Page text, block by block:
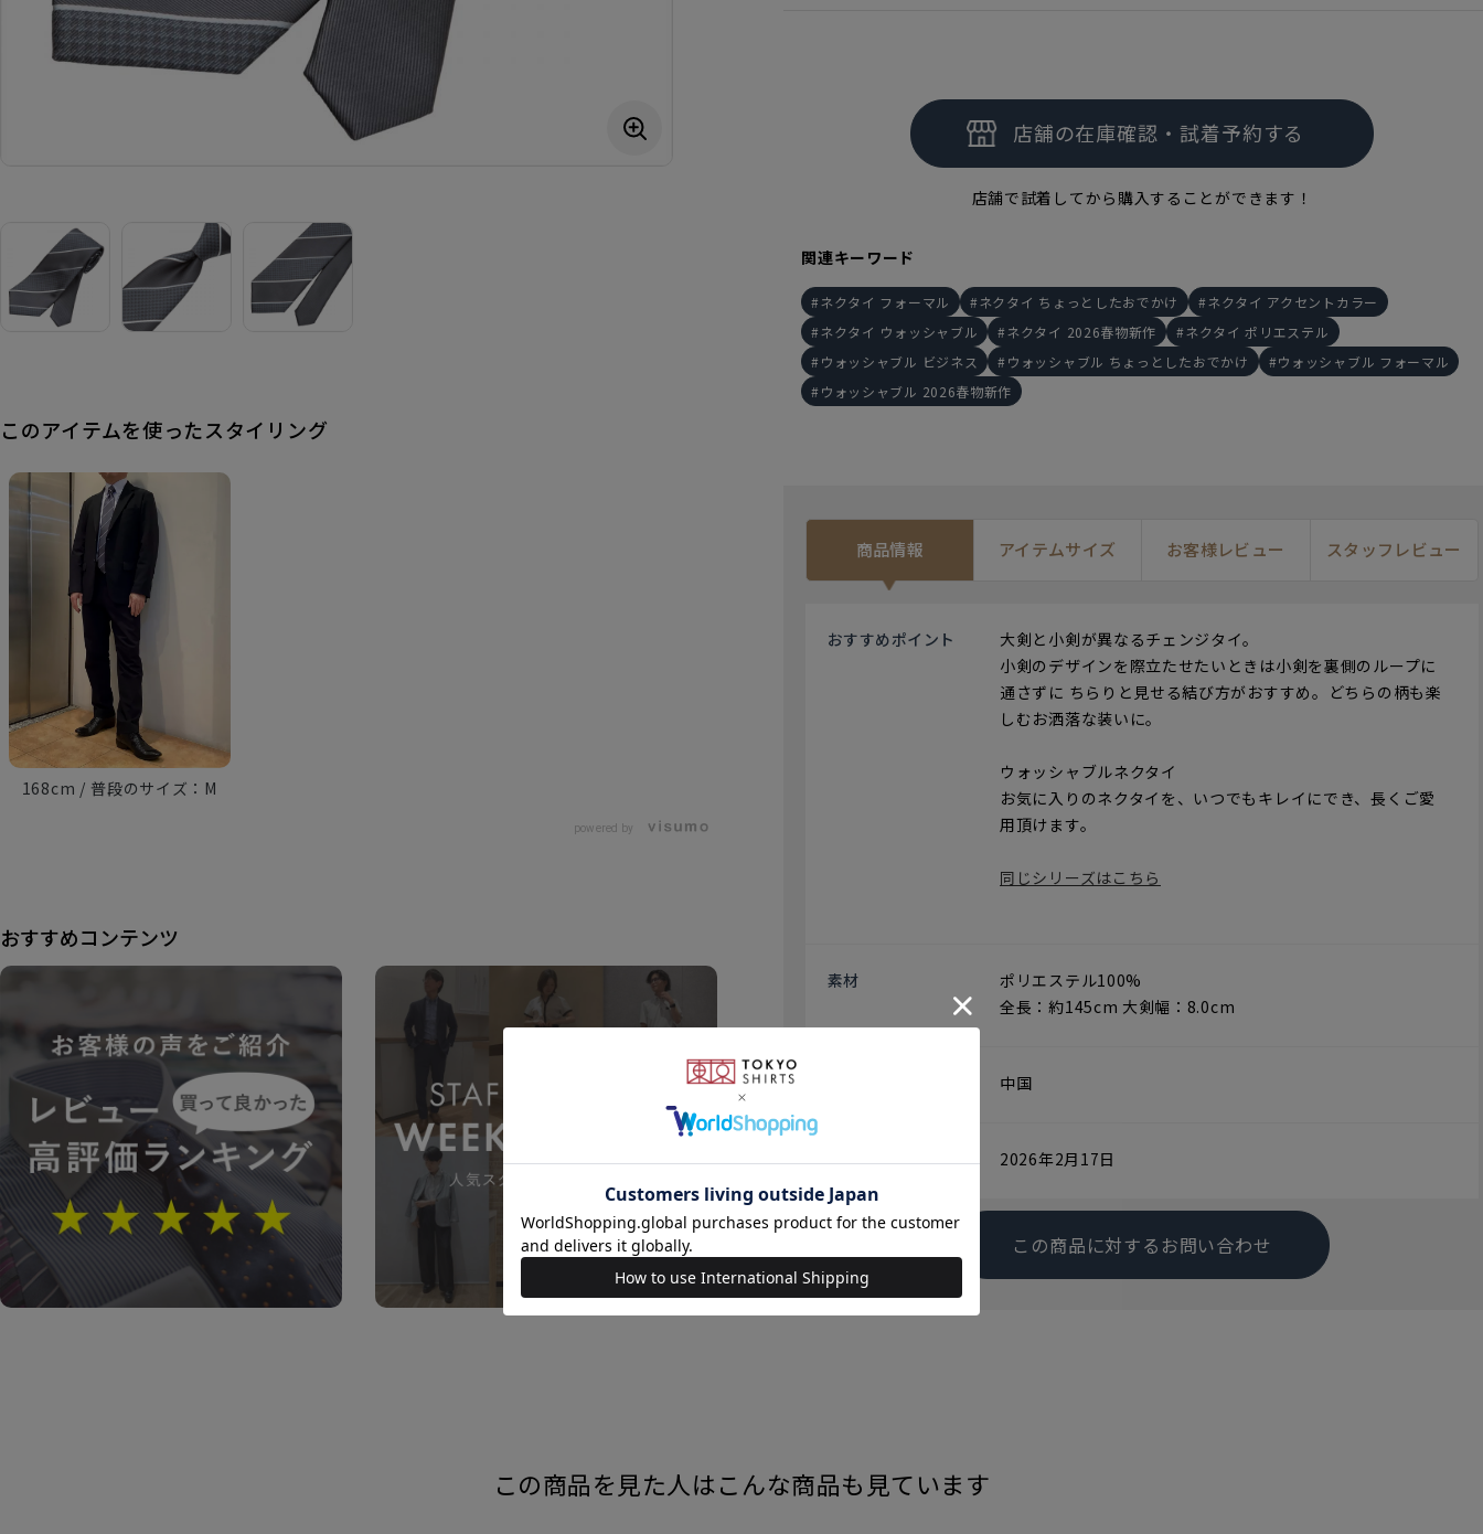
このアイテムを使ったスタイリング
M
168cm
powered by
おすすめコンテンツ
店舗で試着してから購入することができます！
関連キーワード
ネクタイ フォーマル ネクタイ ちょっとしたおでかけ
ネクタイ アクセントカラー
ネクタイ ウォッシャブル
ネクタイ 2026春物新作
ネクタイ ポリエステル
ウォッシャブル ビジネス
ウォッシャブル ちょっとしたおでかけ
ウォッシャブル フォーマル
ウォッシャブル 2026春物新作
商品情報 アイテムサイズ お客様レビュー スタッフレビュー
おすすめポイント
大剣と小剣が異なるチェンジタイ。
小剣のデザインを際立たせたいときは小剣を裏側のループに
通さずに ちらりと見せる結び方がおすすめ。どちらの柄も楽
しむお洒落な装いに。
ウォッシャブルネクタイ
お気に入りのネクタイを、いつでもキレイにでき、長くご愛
用頂けます。
同じシリーズはこちら
素材
ポリエステル100%
全長：約145cm 大剣幅：8.0cm
中国
発売日 2026年2月17日
この商品に対するお問い合わせ
この商品を見た人はこんな商品も見ています